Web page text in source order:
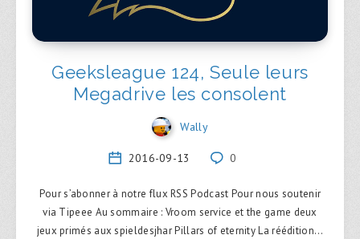
Geeksleague 124, Seule leurs
Megadrive les consolent
Wally
2016-09-13 0
Pour s’abonner à notre flux RSS Podcast Pour nous soutenir
via Tipeee Au sommaire : Vroom service et the game deux
jeux primés aux spieldesjhar Pillars of eternity La réédition…